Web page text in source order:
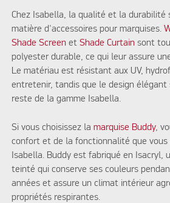
Chez Isabella, la qualité et la durabilité
matière d'accessoires pour marquises.
Shade Screen etShade Curtain sont
polyester durable, ce qui leur assure
Le matériau est résistant aux UV,
entretenir, tandis que le design élégant
reste de la gamme Isabella.
Si vous choisissez lamarquise Buddy,
confort et de la fonctionnalité que
Isabella. Buddy est fabriqué en Isacryl,
teinté qui conserve ses couleurs
années et assure un climat intérieur
propriétés respirantes.